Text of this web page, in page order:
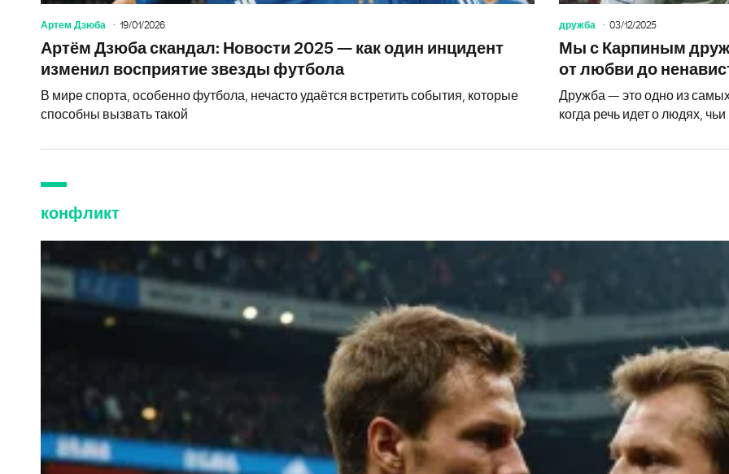
Артем Дзюба 19/01/2026
Артём Дзюба скандал: Новости 2025 — как один инцидент
изменил восприятие звезды футбола
В мире спорта, особенно футбола, нечасто удаётся встретить события, которые
способны вызвать такой
дружба 03/12/2025
Мы с Карпиным
от любви до
Дружба — это одно из
когда речь идет о людях, чьи
конфликт